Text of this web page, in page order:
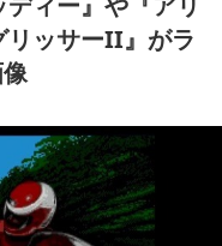
リッサーII』がラ